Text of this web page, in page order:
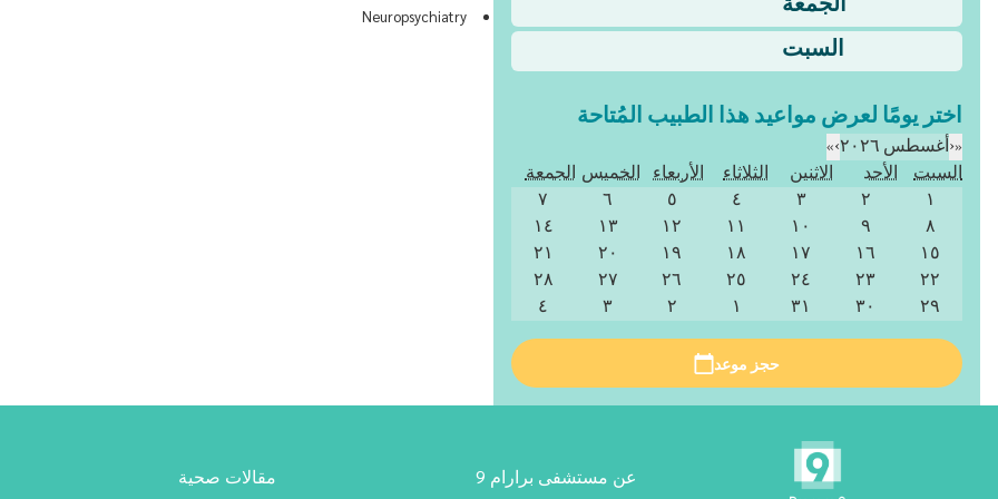
الجمعة
السبت
اختر يومًا لعرض مواعيد هذا الطبيب المُتاحة
«
‹أغسطس ٢٠٢٦ ›
»
السبت
الأحد الاثنين الثلاثاء الأربعاء الخميس الجمعة
١
٢ ٣ ٤ ٥ ٦
٧
٨
٩ ١٠ ١١ ١٢ ١٣
١٤
١٥
١٦ ١٧ ١٨ ١٩ ٢٠
٢١
٢٢
٢٣ ٢٤ ٢٥ ٢٦ ٢٧
٢٨
٢٩
٣٠ ٣١ ١ ٢ ٣ ٤
حجز موعد
Neuropsychiatry
عن مستشفى برارام 9
مقالات صحية